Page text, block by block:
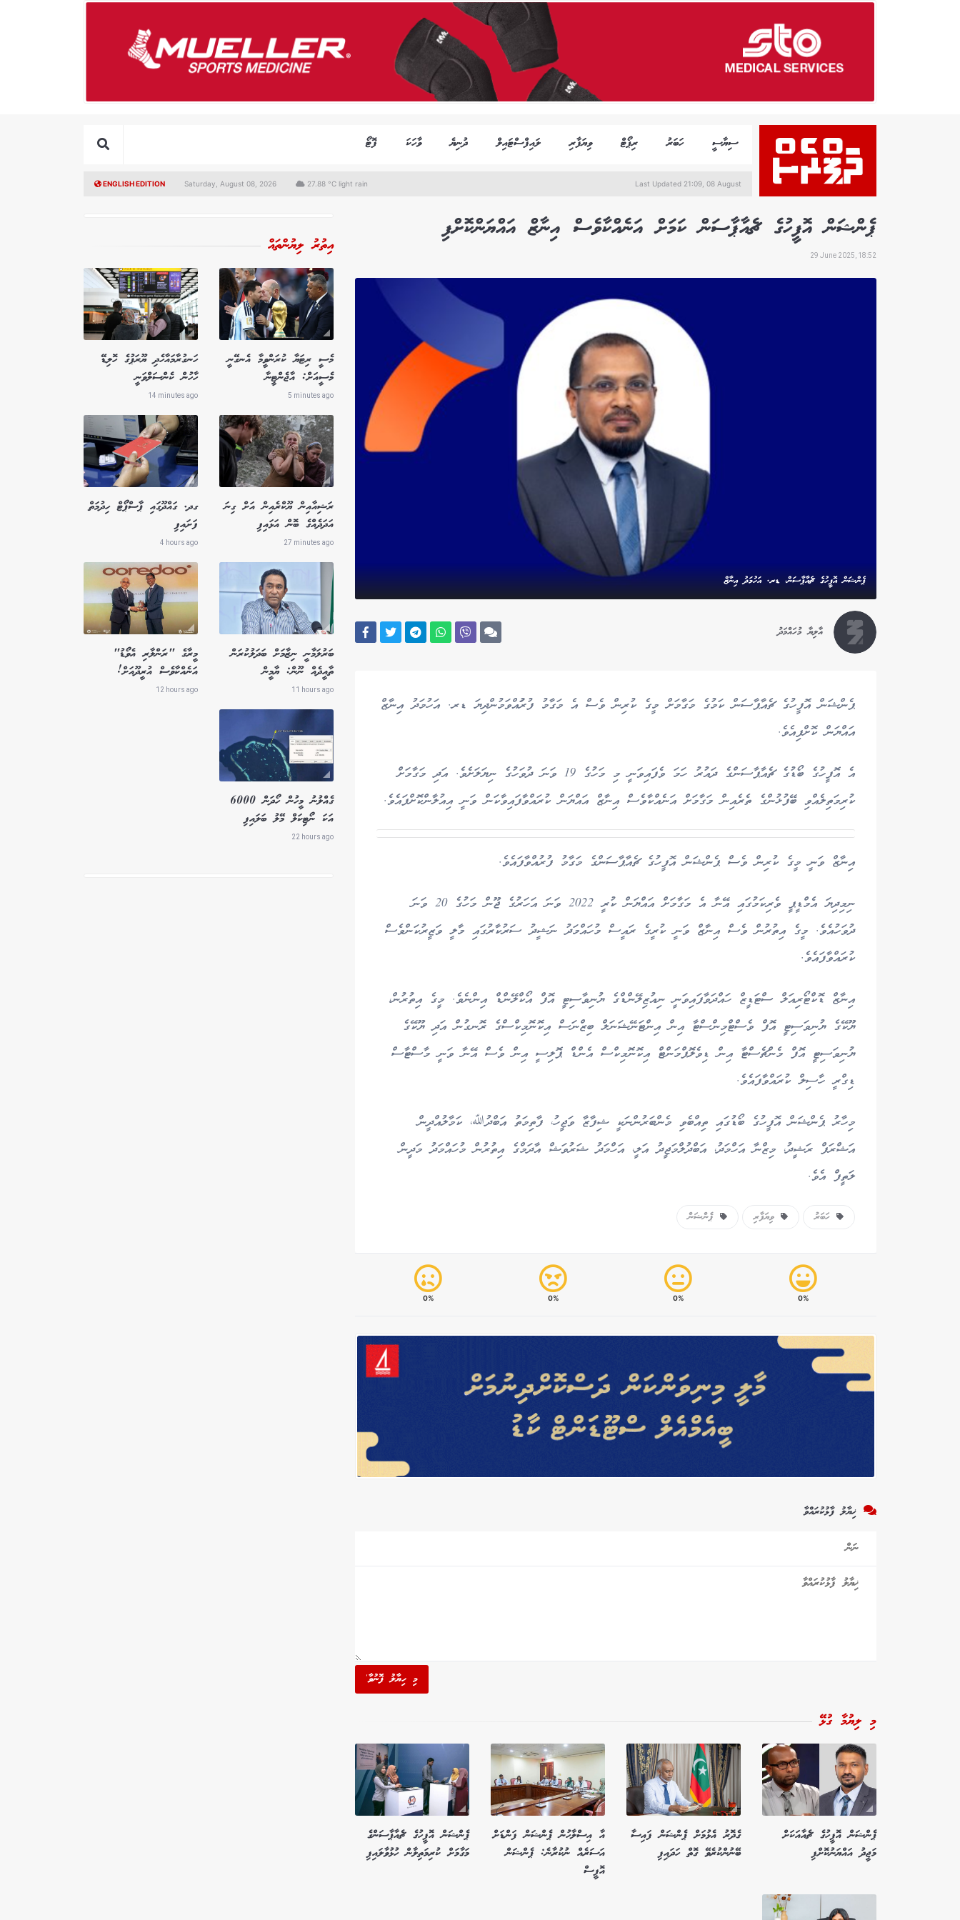
ސިޔާސީ ހަބަރު ރިޕޯޓް ވިޔަފާރި ލައިފްސްޓައިލް ދުނިޔެ ވާހަކަ ފޮޓޯ
ENGLISH EDITION Saturday, August 08, 2026 27.88 °C light rain Last Updated 21:09, 08 August
ޕެންޝަން އޮފީހުގެ ޗެއާޕާސަން ކަމަށް އަނެއްކާވެސް އިނާޒް އައްޔަންކޮށްފި
29 June 2025, 18:52
ޕެންޝަން އޮފީހުގެ ޗެއާޕާސަން، ޑރ. އަހުމަދު އިނާޒް
އާލިޔާ މުހައްމަދު
ޕެންޝަން އޮފީހުގެ ޗެއާޕާސަން ކަމުގެ މަގާމަށް މީގެ ކުރިން ވެސް އެ މަގާމު ފުރުައްވަމުންދިޔަ ޑރ. އަހުމަދު އިނާޒް
އައްޔަން ކޮށްފިއެވެ.
އެ އޮފީހުގެ ބޯޑުގެ ޗެއާޕާސަންގެ ދައުރު ހަމަ ވެފައިވަނީ މި މަހުގެ 19 ވަނަ ދުވަހުގެ ނިޔަލަށެވެ. އަދި މަގާމަށް
ކުރިމަތިލެއްވި ބޭފުޅުންގެ ތެރެއިން މަގާމަށް އަނެއްކާވެސް އިނާޒް އައްޔަން ކުރައްވާފައިވާކަން ވަނީ އިއުލާންކޮށްފައެވެ.
އިނާޒް ވަނީ މީގެ ކުރިން ވެސް ޕެންޝަން އޮފީހުގެ ޗެއާޕާސަންގެ މަގާމު ފުރުއްވާފައެވެ.
ނިމިދިޔަ އެމްޑީޕީ ވެރިކަމުގައި އޭނާ އެ މަގާމަށް އައްޔަން ކުރީ 2022 ވަނަ އަހަރުގެ ޖޫން މަހުގެ 20 ވަނަ
ދުވަހުއެވެ. މީގެ އިތުރުން ވެސް އިނާޒް ވަނީ ކުރީގެ ރައީސް މުހައްމަދު ނަޝީދު ސަރުކާރުގައި މާލީ ވަޒީރުކަންވެސް
ކުރައްވާފައެވެ.
އިނާޒް ޑޮކްޓޯރިއަލް ސްޓަޑީޒް ހައްދަވާފައިވަނީ ނިއުޒިލޭންޑްގެ ޔުނިވާސިޓީ އޮފް އޯކްލޭންޑް އިންނެވެ. މީގެ އިތުރުން،
ޔޫކޭގެ ޔުނިވަސިޓީ އޮފް ވެސްޓްމިންސްޓާ އިން އިންޓަނޭޝަނަލް ބިޒްނަސް އިކޮނޮމިކްސްގެ ރޮނގުން އަދި ޔޫކޭގެ
ޔުނިވަސިޓީ އޮފް މެންޗެސްޓާ އިން ޑިވެލޮޕްމަންޓް އިކޮނޮމިކްސް އެންޑް ޕޮލިސީ އިން ވެސް އޭނާ ވަނީ މާސްޓާސް
ޑިގްރީ ހާސިލް ކުރައްވާފައެވެ.
މިހާރު ޕެންޝަން އޮފީހުގެ ބޯޑުގައި ތިއްބެވި މެންބަރުންނަކީ ޝިފާޒާ ވަޖީހު، ފާތިމަތު އަބްދުﷲ، ކަމާލުއްދީން
އަޝްރަފް ރަޝީދު، މިޒްނާ އަހްމަދު، އަބްދުލްމަޖީދު އަލީ، އަހްމަދު ޝަރުވަޝް އާދަމްގެ އިތުރުން މުހައްމަދު މަދީން
ލަތީފް އެވެ.
ހަބަރު ވިޔަފާރި ޕެންޝަން
0%
0%
0%
0%
ޚިޔާލު ފާޅުކުރައްވާ
މި ހިޔާލު ފޮނުވާ'
މި ލިޔުމާ ގުޅޭ
ޕެންޝަން އޮފީހުގެ ޗެއާއަކަށް
މަޖީދު އައްޔަނުކޮށްފި
ގެދޮރު އެޅުމަށް ޕެންޝަން ފައިސާ
ބޭނުންކުރެވޭ ގޮތް ހަދައިފި
އާ އިސްލާހުން ޕެންޝަން ފަންޑަށް
އަސަރެއް ނުކުރާނެ: ޕެންޝަން
އޮފީސް
ޕެންޝަން އޮފީހުގެ ޗެއާޕާސަންގެ
މަގާމަށް ކުރިމަތިލާން ހުޅުވާލައިފި
އިތުރު ލިޔުންތައް
މެސީ ރިޓަޔާ ކުރަންވީމާ އެނގޭނީ
މެސީއަށް: އާޖެންޓީނާ
5 minutes ago
ހަނގުރާމައާހެދި ޔޫރަޕުގެ ހޮލިޑޭ
ހާހުން ކެންސަލްވަނީ
14 minutes ago
ރަޝިއާއިން ޔޫކްރެއިން އަށް ގިނަ
އަދަދެއްގެ ބޮން އަޅައިފި
27 minutes ago
ގދ. ގައްދޫގައި ޕާސްޕޯޓް ހިދުމަތް
ފަށައިފި
4 hours ago
ބަރުލަމާނީ ނިޒާމަށް ބަދަލުކުރަން
ތާއީދެއް ނޫން: ޔާމީން
11 hours ago
މީރާގެ "ރަންލާރި އެވޯޑު"
އަނެއްކާވެސް އުރީދޫއަށް!
12 hours ago
ގެއްލުނު މީހުން ހޯދަން 6000
އަކަ ނޯޓިކަލް މޭލު ބަލައިފި
22 hours ago